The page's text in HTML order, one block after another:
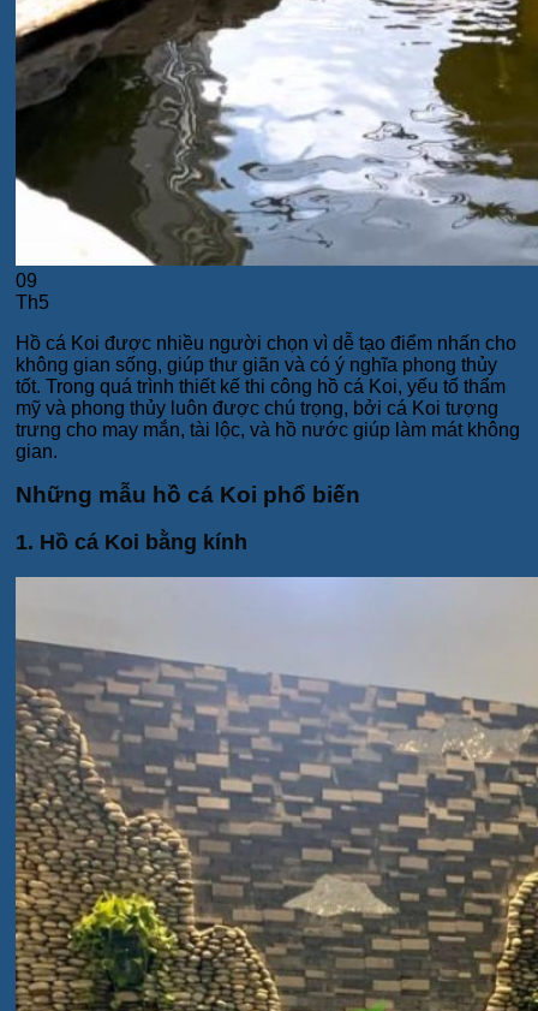
09
Th5
Hồ cá Koi được nhiều người chọn vì dễ tạo điểm nhấn cho
không gian sống, giúp thư giãn và có ý nghĩa phong thủy
tốt. Trong quá trình thiết kế thi công hồ cá Koi, yếu tố thẩm
mỹ và phong thủy luôn được chú trọng, bởi cá Koi tượng
trưng cho may mắn, tài lộc, và hồ nước giúp làm mát không
gian.
Những mẫu hồ cá Koi phổ biến
1. Hồ cá Koi bằng kính